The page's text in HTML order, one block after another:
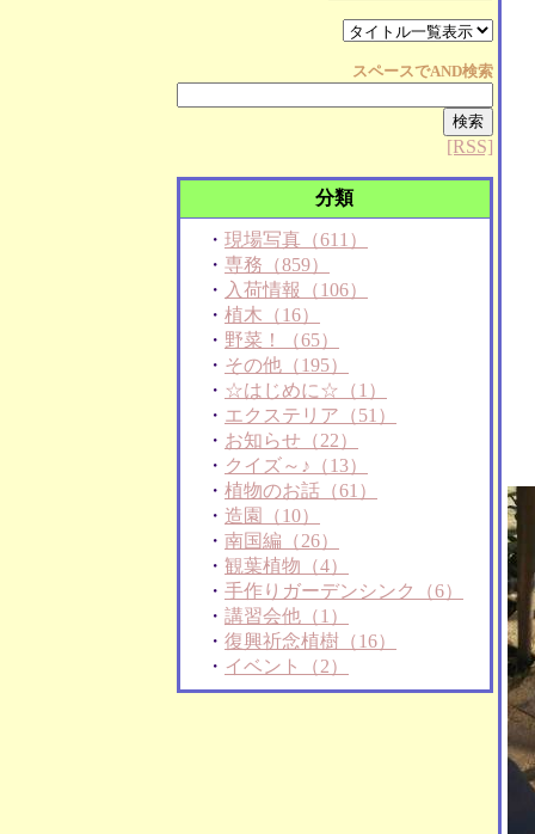
スペースでAND検索
[RSS]
分類
・ 現場写真（611）
・ 専務（859）
・ 入荷情報（106）
・ 植木（16）
・ 野菜！（65）
・ その他（195）
・ ☆はじめに☆（1）
・ エクステリア（51）
・ お知らせ（22）
・ クイズ～♪（13）
・ 植物のお話（61）
・ 造園（10）
・ 南国編（26）
・ 観葉植物（4）
・ 手作りガーデンシンク（6）
・ 講習会他（1）
・ 復興祈念植樹（16）
・ イベント（2）